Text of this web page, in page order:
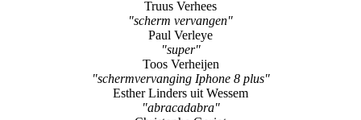
Toos Verheijen
"schermvervanging Iphone 8 plus"
Esther Linders uit Wessem
"abracadabra"
Christophe Goriot
"Prima service"
Axel Waelbers
"bijzonder sterke service- oplossingsgericht"